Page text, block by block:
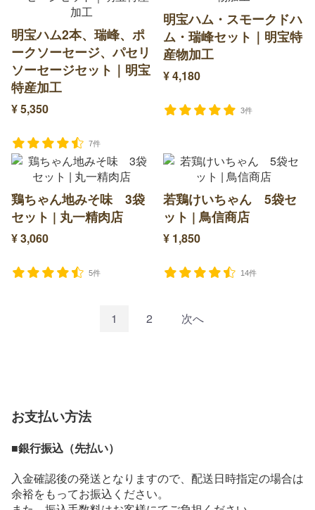
明宝ハム2本、瑞峰、ポ
ークソーセージ、パセリ
ソーセージセット｜明宝
特産加工
¥ 5,350
7件
明宝ハム・スモークドハ
ム・瑞峰セット｜明宝特
産物加工
¥ 4,180
3件
鶏ちゃん地みそ味 3袋
セット | 丸一精肉店
¥ 3,060
5件
若鶏けいちゃん 5袋セ
ット | 鳥信商店
¥ 1,850
14件
1 2 次へ
お支払い方法
■銀行振込（先払い）
入金確認後の発送となりますので、配送日時指定の場合は
余裕をもってお振込ください。